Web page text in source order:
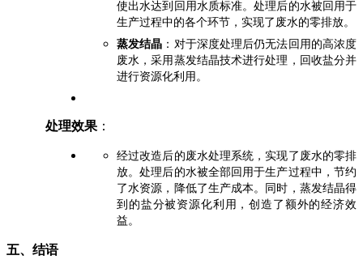
使出水达到回用水质标准。处理后的水被回用于
生产过程中的各个环节，实现了废水的零排放。
蒸发结晶 ：对于深度处理后仍无法回用的高浓度
废水，采用蒸发结晶技术进行处理，回收盐分并
进行资源化利用。
处理效果 ：
经过改造后的废水处理系统，实现了废水的零排
放。处理后的水被全部回用于生产过程中，节约
了水资源，降低了生产成本。同时，蒸发结晶得
到的盐分被资源化利用，创造了额外的经济效
益。
五、结语